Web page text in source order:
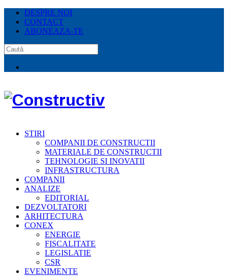
DESPRE NOI
CONTACT
ABONEAZA-TE
STIRI
COMPANII DE CONSTRUCTII
MATERIALE DE CONSTRUCTII
TEHNOLOGIE SI INOVATII
INFRASTRUCTURA
COMPANII
ANALIZE
EDITORIAL
DEZVOLTATORI
ARHITECTURA
CONEX
ENERGIE
FISCALITATE
LEGISLATIE
CSR
EVENIMENTE